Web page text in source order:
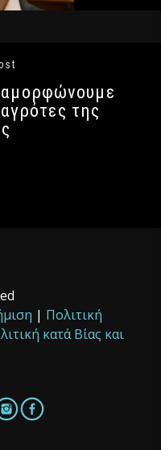
της
| Πολιτική
κατά Βίας και